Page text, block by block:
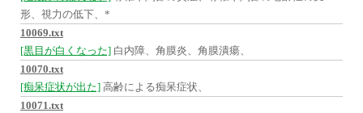
形、視力の低下、*
10069.txt
[黒目が白くなった] 白内障、角膜炎、角膜潰瘍、
10070.txt
[痴呆症状が出た] 高齢による痴呆症状、
10071.txt